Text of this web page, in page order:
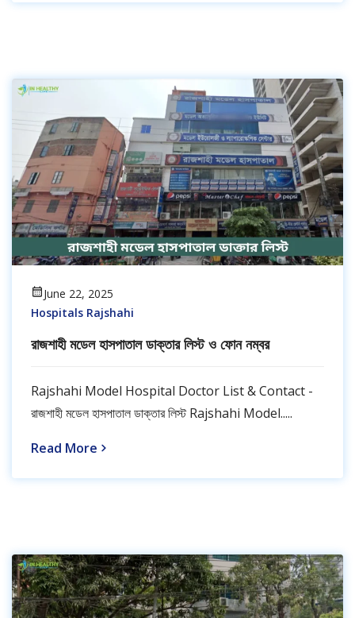
June 22, 2025
Hospitals Rajshahi
রাজশাহী মডেল হাসপাতাল ডাক্তার লিস্ট ও ফোন নম্বর
Rajshahi Model Hospital Doctor List & Contact -
রাজশাহী মডেল হাসপাতাল ডাক্তার লিস্ট Rajshahi Model.....
Read More